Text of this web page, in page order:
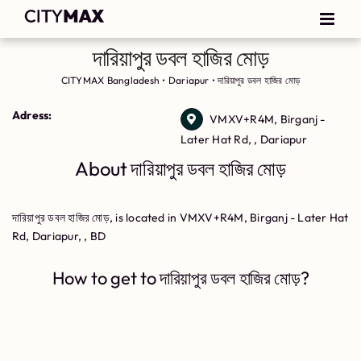
দারিয়াপুর ডবল হাজির মোড়
CITYMAX Bangladesh • Dariapur •দারিয়াপুর ডবল হাজির মোড়
Adress:
VMXV+R4M, Birganj -
Later Hat Rd, , Dariapur
About দারিয়াপুর ডবল হাজির মোড়
দারিয়াপুর ডবল হাজির মোড়, is located in VMXV+R4M, Birganj - Later Hat
Rd, Dariapur, , BD
How to get to দারিয়াপুর ডবল হাজির মোড়?